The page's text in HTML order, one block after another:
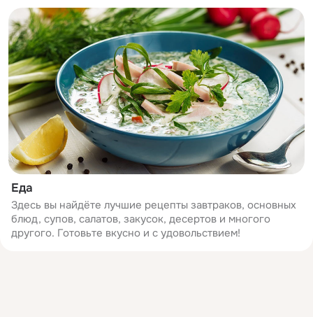
Еда
Здесь вы найдёте лучшие рецепты завтраков, основных
блюд, супов, салатов, закусок, десертов и многого
другого. Готовьте вкусно и с удовольствием!